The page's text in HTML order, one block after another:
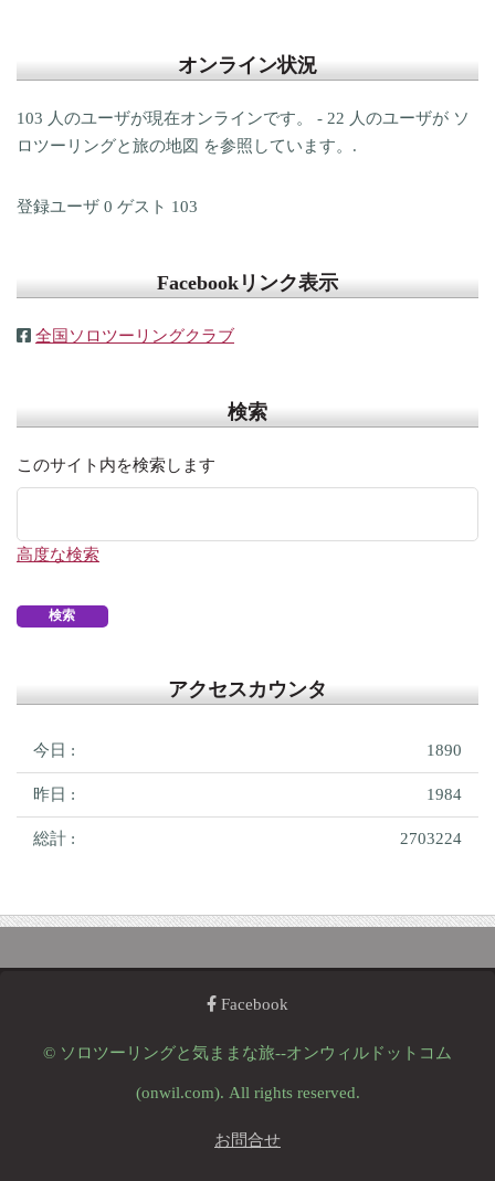
オンライン状況
103 人のユーザが現在オンラインです。 - 22 人のユーザが ソ
ロツーリングと旅の地図 を参照しています。.
登録ユーザ 0 ゲスト 103
Facebookリンク表示
全国ソロツーリングクラブ
検索
このサイト内を検索します
高度な検索
アクセスカウンタ
今日 : 1890
昨日 : 1984
総計 : 2703224
Facebook
© ソロツーリングと気ままな旅--オンウィルドットコム
(onwil.com). All rights reserved.
お問合せ